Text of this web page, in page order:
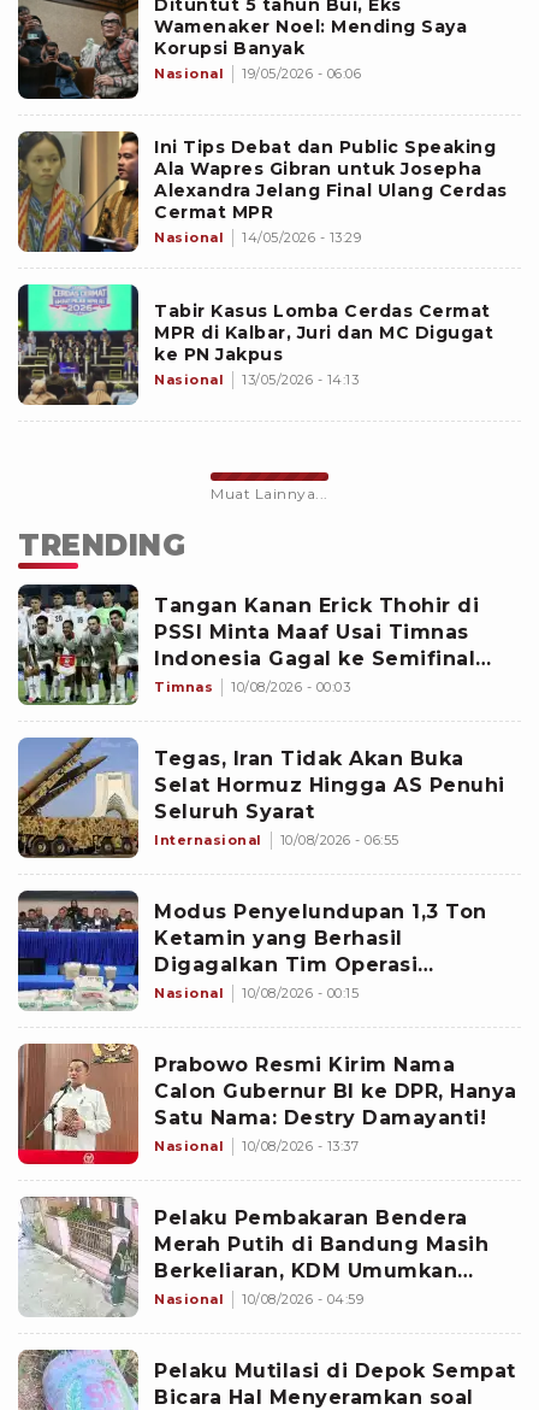
Dituntut 5 tahun Bui, Eks
Wamenaker Noel: Mending Saya
Korupsi Banyak
Nasional 19/05/2026 - 06:06
Ini Tips Debat dan Public Speaking
Ala Wapres Gibran untuk Josepha
Alexandra Jelang Final Ulang Cerdas
Cermat MPR
Nasional 14/05/2026 - 13:29
Tabir Kasus Lomba Cerdas Cermat
MPR di Kalbar, Juri dan MC Digugat
ke PN Jakpus
Nasional 13/05/2026 - 14:13
Muat Lainnya...
TRENDING
Tangan Kanan Erick Thohir di
PSSI Minta Maaf Usai Timnas
Indonesia Gagal ke Semifinal
Piala AFF 2026: Jangan Hujat
Timnas 10/08/2026 - 00:03
Tegas, Iran Tidak Akan Buka
Selat Hormuz Hingga AS Penuhi
Seluruh Syarat
Internasional 10/08/2026 - 06:55
Modus Penyelundupan 1,3 Ton
Ketamin yang Berhasil
Digagalkan Tim Operasi
Gabungan di Perairan Natuna
Nasional 10/08/2026 - 00:15
Prabowo Resmi Kirim Nama
Calon Gubernur BI ke DPR, Hanya
Satu Nama: Destry Damayanti!
Nasional 10/08/2026 - 13:37
Pelaku Pembakaran Bendera
Merah Putih di Bandung Masih
Berkeliaran, KDM Umumkan
Sayembara Berhadiah
Nasional 10/08/2026 - 04:59
Pelaku Mutilasi di Depok Sempat
Bicara Hal Menyeramkan soal